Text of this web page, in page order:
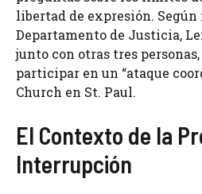
libertad de expresión.
Departamento de Justicia,
junto con otras tres personas,
participar en un “ataque
Church en St. Paul.
El Contexto de la
Interrupción